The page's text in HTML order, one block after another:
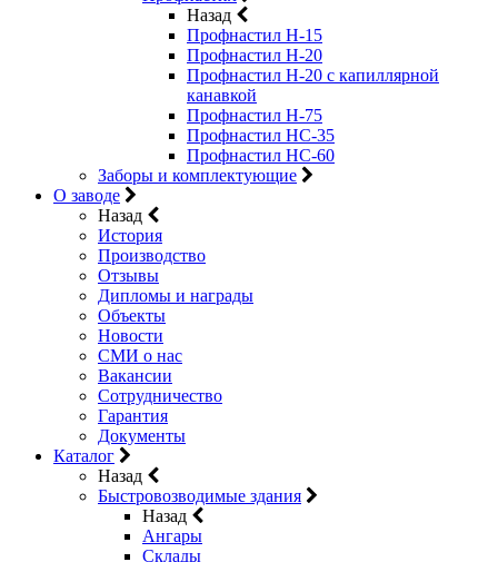
Назад
Профнастил Н-15
Профнастил Н-20
Профнастил Н-20 с капиллярной
канавкой
Профнастил Н-75
Профнастил НС-35
Профнастил НС-60
Заборы и комплектующие
О заводе
Назад
История
Производство
Отзывы
Дипломы и награды
Объекты
Новости
СМИ о нас
Вакансии
Сотрудничество
Гарантия
Документы
Каталог
Назад
Быстровозводимые здания
Назад
Ангары
Склады